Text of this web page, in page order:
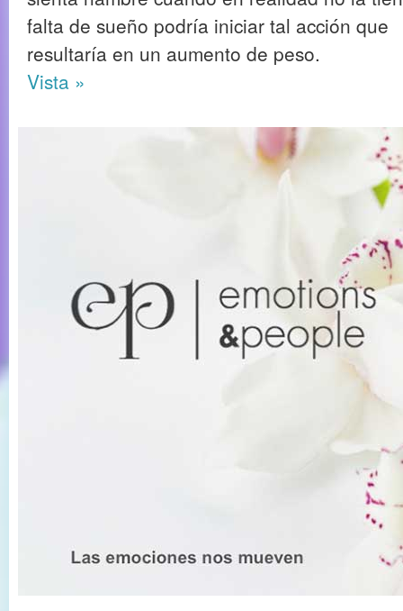
falta de sueño podría iniciar tal acción que
resultaría en un aumento de peso.
Vista »